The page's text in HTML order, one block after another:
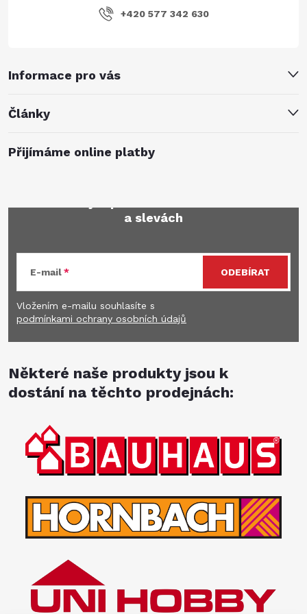
Informace pro vás
Články
+420 577 342 630
Přijímáme online platby
a slevách
E-mail
Vložením e-mailu souhlasíte s
podmínkami ochrany osobních údajů
ODEBÍRAT
Některé naše produkty jsou k
dostání na těchto prodejnách: